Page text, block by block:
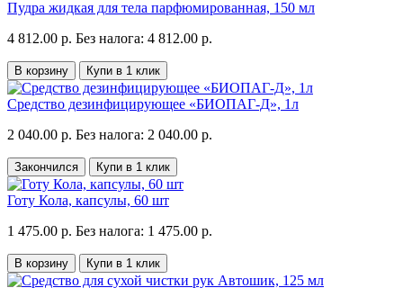
Пудра жидкая для тела парфюмированная, 150 мл
4 812.00 р. Без налога: 4 812.00 р.
В корзину Купи в 1 клик
Средство дезинфицирующее «БИОПАГ-Д», 1л
2 040.00 р. Без налога: 2 040.00 р.
Закончился Купи в 1 клик
Готу Кола, капсулы, 60 шт
1 475.00 р. Без налога: 1 475.00 р.
В корзину Купи в 1 клик